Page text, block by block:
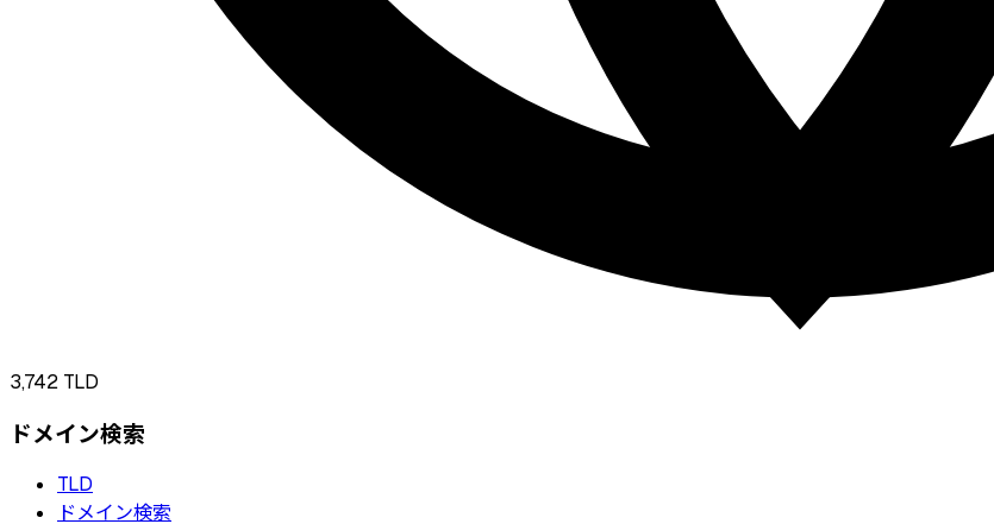
3,742 TLD
ドメイン検索
TLD
ドメイン検索